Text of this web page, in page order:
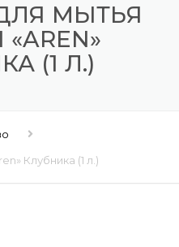
МЫТЬЯ
(1 Л.)
Клубника (1 л.)